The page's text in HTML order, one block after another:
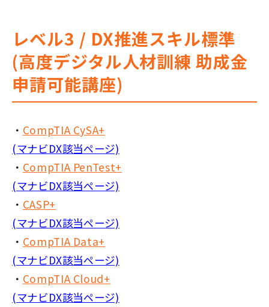
レベル3 / DX推進スキル標準
(高度デジタル人材訓練 助成金
申請可能講座)
・ CompTIA CySA+
(マナビDX該当ページ)
・ CompTIA PenTest+
(マナビDX該当ページ)
・ CASP+
(マナビDX該当ページ)
・ CompTIA Data+
(マナビDX該当ページ)
・ CompTIA Cloud+
(マナビDX該当ページ)